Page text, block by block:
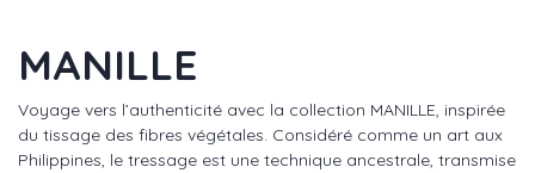
MANILLE
Voyage vers l’authenticité avec la collection MANILLE, inspirée
du tissage des fibres végétales. Considéré comme un art aux
Philippines, le tressage est une technique ancestrale, transmise